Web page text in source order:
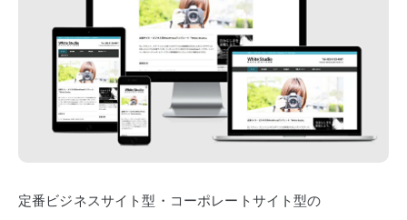
定番ビジネスサイト型・コーポレートサイト型の